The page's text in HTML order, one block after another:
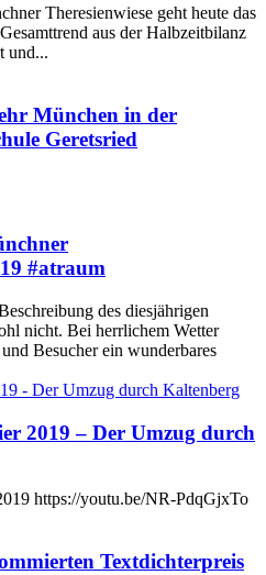
Theresienwiese geht heute das
aus der Halbzeitbilanz
und...
München in der
Geretsried
#atraum
des diesjährigen
nicht. Bei herrlichem Wetter
Besucher ein wunderbares
2019 – Der Umzug durch
https://youtu.be/NR-PdqGjxTo
Textdichterpreis